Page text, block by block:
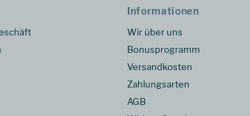
Informationen
Wir über uns
Bonusprogramm
Versandkosten
Zahlungsarten
AGB